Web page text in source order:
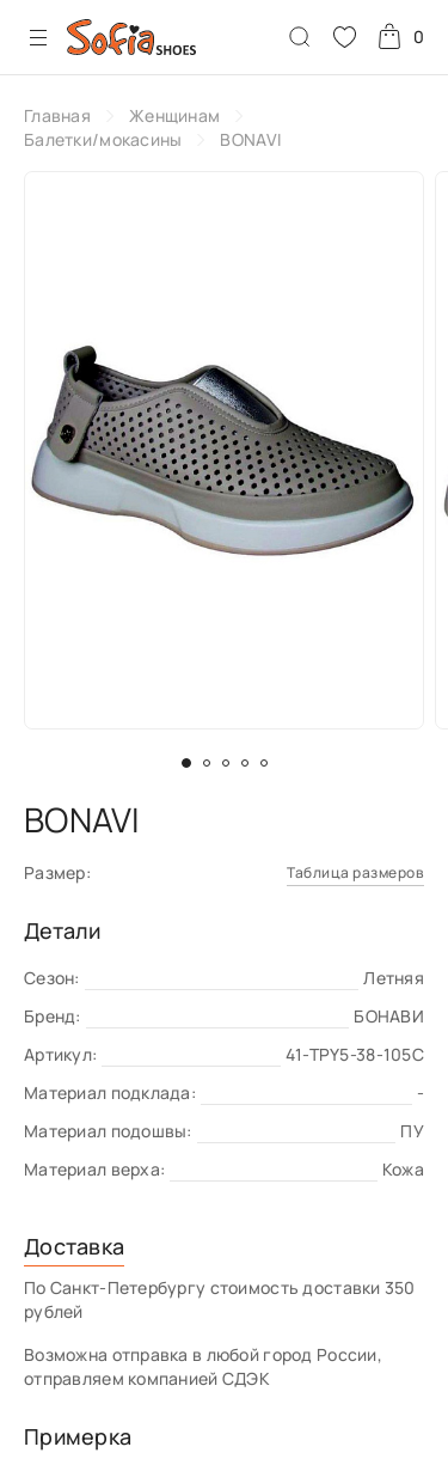
0
Главная
Женщинам
Балетки/мокасины
BONAVI
BONAVI
Размер: Таблица размеров
Детали
Сезон:
Летняя
Бренд:
БОНАВИ
Артикул:
41-TPY5-38-105С
Материал подклада:
-
Материал подошвы:
ПУ
Материал верха:
Кожа
Доставка
По Санкт-Петербургу стоимость доставки 350
рублей
Возможна отправка в любой город России,
отправляем компанией СДЭК
Примерка